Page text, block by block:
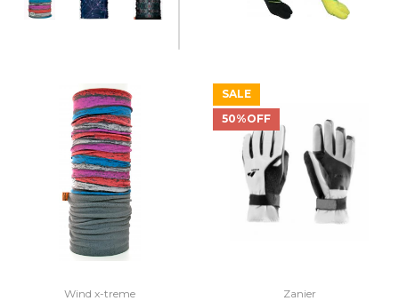
Wind x-treme
SALE
50%OFF
Zanier